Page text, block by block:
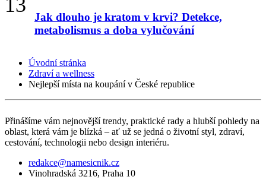
Jak dlouho je kratom v krvi? Detekce,
metabolismus a doba vylučování
Úvodní stránka
Zdraví a wellness
Nejlepší místa na koupání v České republice
Přinášíme vám nejnovější trendy, praktické rady a hlubší pohledy na
oblast, která vám je blízká – ať už se jedná o životní styl, zdraví,
cestování, technologii nebo design interiéru.
redakce@namesicnik.cz
Vinohradská 3216, Praha 10